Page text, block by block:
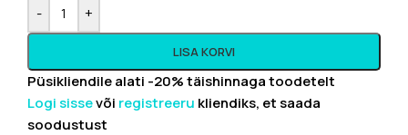
- +
LISA KORVI
Püsikliendile alati -20% täishinnaga toodetelt
Logi sissevõi registreeru kliendiks, et saada
soodustust